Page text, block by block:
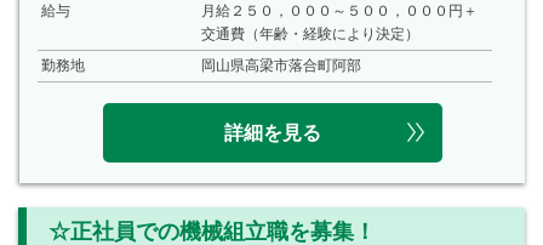
給与
月給２５０，０００～５００，０００円＋
交通費（年齢・経験により決定）
勤務地
岡山県高梁市落合町阿部
詳細を見る
☆正社員での機械組立職を募集！